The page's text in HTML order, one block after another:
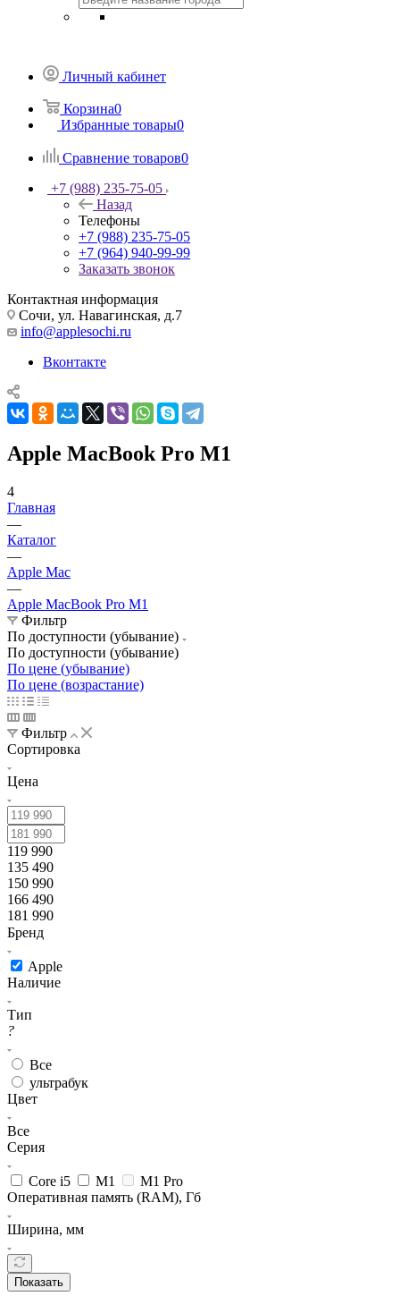
Личный кабинет
Корзина0
Избранные товары0
Сравнение товаров0
+7 (988) 235-75-05
Назад
Телефоны
+7 (988) 235-75-05
+7 (964) 940-99-99
Заказать звонок
Контактная информация
Сочи, ул. Навагинская, д.7
info@applesochi.ru
Вконтакте
Apple MacBook Pro M1
4
Главная
—
Каталог
—
Apple Mac
—
Apple MacBook Pro M1
Фильтр
По доступности (убывание)
По доступности (убывание)
По цене (убывание)
По цене (возрастание)
Фильтр
Сортировка
Цена
119 990
135 490
150 990
166 490
181 990
Бренд
Apple
Наличие
Тип
?
Все
ультрабук
Цвет
Все
Серия
Core i5 M1
M1 Pro
Оперативная память (RAM), Гб
Ширина, мм
Показать